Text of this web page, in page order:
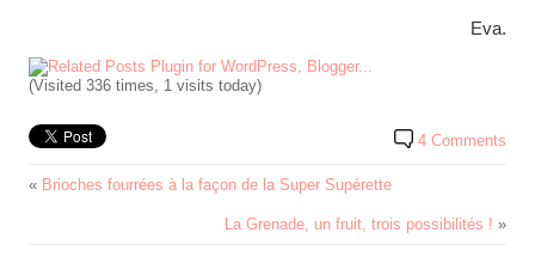
Eva.
(Visited 336 times, 1 visits today)
4 Comments
« Brioches fourrées à la façon de la Super Supérette
La Grenade, un fruit, trois possibilités ! »